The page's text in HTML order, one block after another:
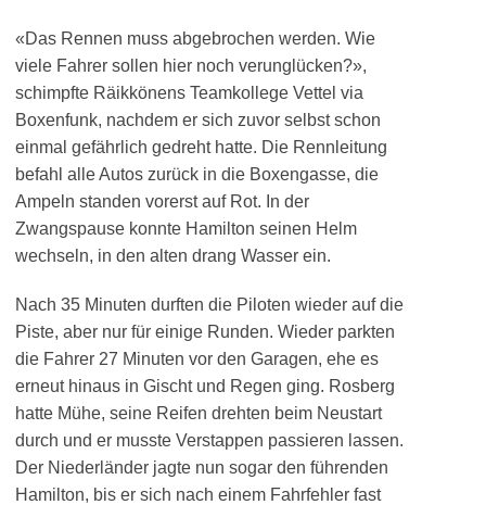
«Das Rennen muss abgebrochen werden. Wie
viele Fahrer sollen hier noch verunglücken?»,
schimpfte Räikkönens Teamkollege Vettel via
Boxenfunk, nachdem er sich zuvor selbst schon
einmal gefährlich gedreht hatte. Die Rennleitung
befahl alle Autos zurück in die Boxengasse, die
Ampeln standen vorerst auf Rot. In der
Zwangspause konnte Hamilton seinen Helm
wechseln, in den alten drang Wasser ein.
Nach 35 Minuten durften die Piloten wieder auf die
Piste, aber nur für einige Runden. Wieder parkten
die Fahrer 27 Minuten vor den Garagen, ehe es
erneut hinaus in Gischt und Regen ging. Rosberg
hatte Mühe, seine Reifen drehten beim Neustart
durch und er musste Verstappen passieren lassen.
Der Niederländer jagte nun sogar den führenden
Hamilton, bis er sich nach einem Fahrfehler fast